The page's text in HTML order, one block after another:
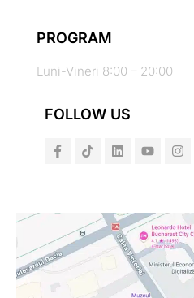
PROGRAM
Luni-Vineri 8:00 – 20:00
FOLLOW US